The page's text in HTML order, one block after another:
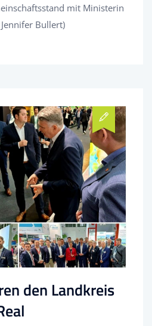
mit Ministerin
Bullert)
den Landkreis